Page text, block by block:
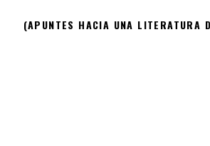
(APUNTES HACIA UNA LITERATURA